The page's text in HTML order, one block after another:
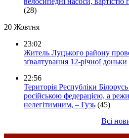
(28)
20 Жовтня
23:02
Житель Луцького району
зґвалтування 12-річної доньки
22:56
Територія Республіки
російською федерацією, а
нелегітимним, – Гузь (45)
Всі